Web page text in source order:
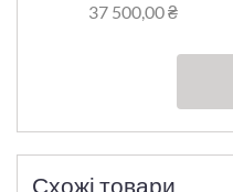
37 500,00 ₴
Схожі товари